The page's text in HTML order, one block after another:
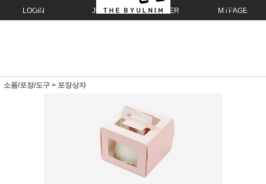
LOGIN JOIN ORDER MYPAGE
소품/포장/도구 > 포장상자